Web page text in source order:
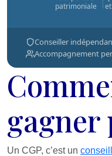
patrimoniale
Conseiller
Accompagnement
gagner
Un CGP, c’est un